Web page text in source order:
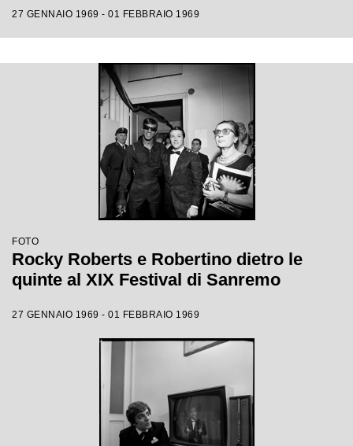
27 GENNAIO 1969 - 01 FEBBRAIO 1969
FOTO
Rocky Roberts e Robertino dietro le
quinte al XIX Festival di Sanremo
27 GENNAIO 1969 - 01 FEBBRAIO 1969